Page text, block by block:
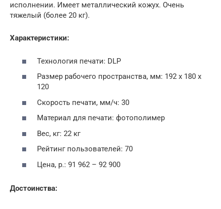
исполнении. Имеет металлический кожух. Очень
тяжелый (более 20 кг).
Характеристики:
Технология печати: DLP
Размер рабочего пространства, мм: 192 х 180 х
120
Скорость печати, мм/ч: 30
Материал для печати: фотополимер
Вес, кг: 22 кг
Рейтинг пользователей: 70
Цена, р.: 91 962 – 92 900
Достоинства: